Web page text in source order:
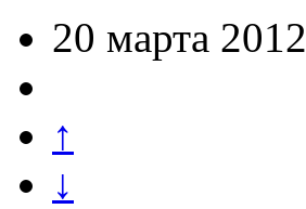
20 марта
↑
↓